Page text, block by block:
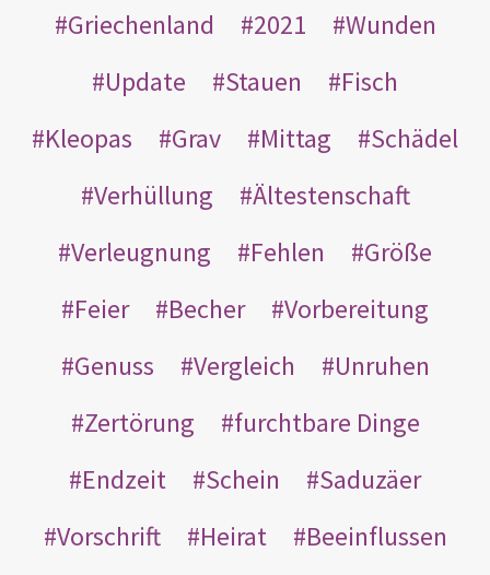
Griechenland 2021
Wunden
Update
Stauen
Fisch
Kleopas
Grav Mittag
Schädel
Verhüllung
Ältestenschaft
Verleugnung
Fehlen
Größe
Feier
Becher
Vorbereitung
Genuss
Vergleich
Unruhen
Zertörung
furchtbare Dinge
Endzeit
Schein
Saduzäer
Vorschrift
Heirat
Beeinflussen